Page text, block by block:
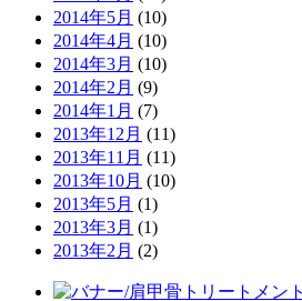
2014年5月 (10)
2014年4月 (10)
2014年3月 (10)
2014年2月 (9)
2014年1月 (7)
2013年12月 (11)
2013年11月 (11)
2013年10月 (10)
2013年5月 (1)
2013年3月 (1)
2013年2月 (2)